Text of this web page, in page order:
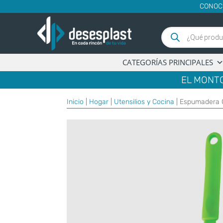
Búsqueda
de
productos
CATEGORÍAS PRINCIPALES
EL
Inicio Hogar Utensilios y Cocina |